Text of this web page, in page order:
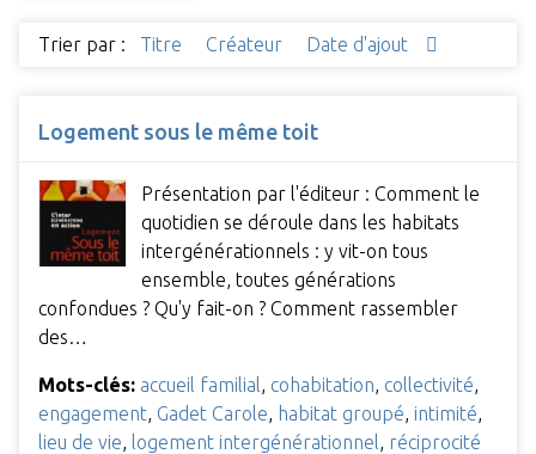
Trier par : Titre Créateur Date d'ajout
Logement sous le même toit
Présentation par l'éditeur : Comment le
quotidien se déroule dans les habitats
intergénérationnels : y vit-on tous
ensemble, toutes générations
confondues ? Qu'y fait-on ? Comment rassembler
des…
Mots-clés: accueil familial cohabitation collectivité
engagement Gadet Carole habitat groupé intimité
lieu de vie
logement intergénérationnel réciprocité